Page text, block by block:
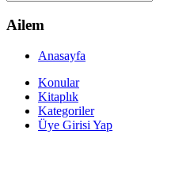
Ailem
Anasayfa
Konular
Kitaplık
Kategoriler
Üye Girisi Yap